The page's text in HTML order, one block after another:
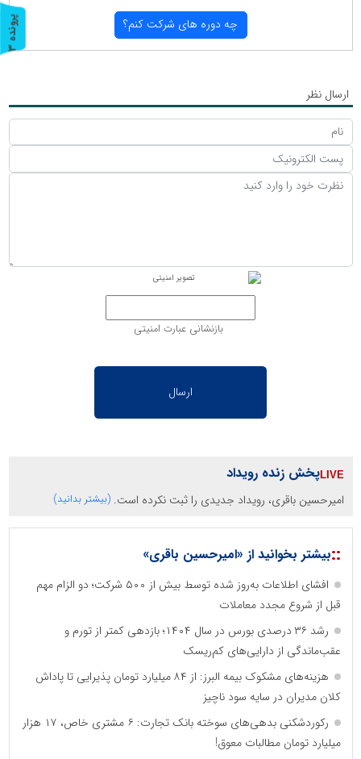
چه دوره های شركت كنم؟
ارسال نظر
بازنشانی عبارت امنیتی
پخش زنده رویداد
امیرحسین باقری، رویداد جدیدی را ثبت نکرده است. (بیشتر بدانید)
::بیشتر بخوانید از «امیرحسین باقری»
افشای اطلاعات به‌روز شده توسط بیش از ۵۰۰ شرکت؛ دو الزام مهم
قبل از شروع مجدد معاملات
رشد ۳۶ درصدی بورس در سال ۱۴۰۴؛ بازدهی کمتر از تورم و
عقب‌ماندگی از دارایی‌های کم‌ریسک
هزینه‌های مشکوک بیمه البرز: از ۸۴ میلیارد تومان پذیرایی تا پاداش
کلان مدیران در سایه سود ناچیز
رکوردشکنی بدهی‌های سوخته بانک تجارت: ۶ مشتری خاص، ۱۷ هزار
میلیارد تومان مطالبات معوق!
پ
ر
و
ن
د
ه
3